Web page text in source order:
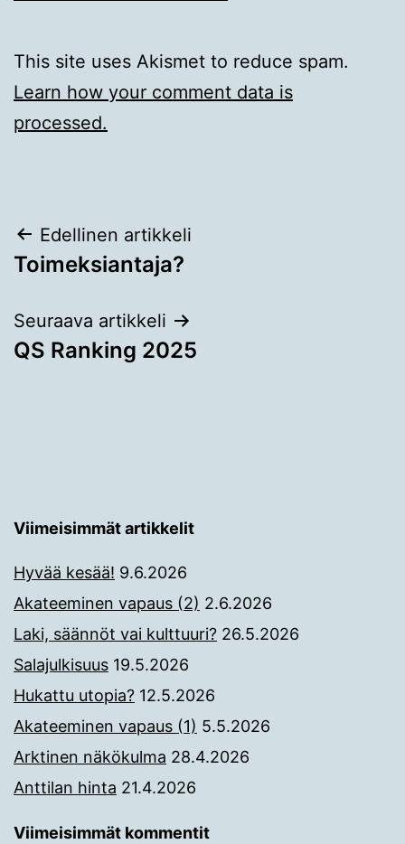
This site uses Akismet to reduce spam.
Learn how your comment data is
processed.
Artikkelien
selaus
Edellinen artikkeli
Toimeksiantaja?
Seuraava artikkeli
QS Ranking 2025
Viimeisimmät artikkelit
Hyvää kesää! 9.6.2026
Akateeminen vapaus (2) 2.6.2026
Laki, säännöt vai kulttuuri? 26.5.2026
Salajulkisuus 19.5.2026
Hukattu utopia? 12.5.2026
Akateeminen vapaus (1) 5.5.2026
Arktinen näkökulma 28.4.2026
Anttilan hinta 21.4.2026
Viimeisimmät kommentit